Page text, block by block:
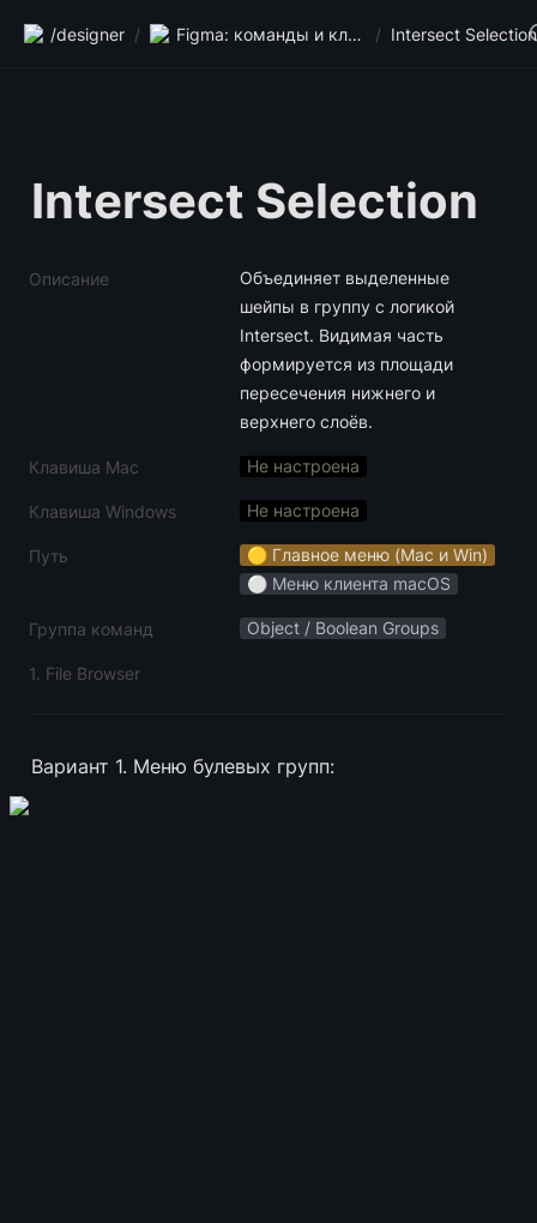
/designer / Figma: команды и клавиши / Intersect Selection
Intersect Selection
Описание
Объединяет выделенные
шейпы в группу с логикой
Intersect. Видимая часть
формируется из площади
пересечения нижнего и
верхнего слоёв.
Клавиша Mac Не настроена
Клавиша Windows Не настроена
Путь
🟡 Главное меню (Mac и Win)
⚪️ Меню клиента macOS
Группа команд Object / Boolean Groups
1. File Browser
Вариант 1. Меню булевых групп: